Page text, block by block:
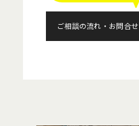
ご相談の流れ・お問合せ